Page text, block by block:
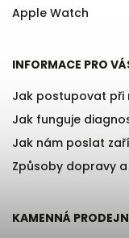
Apple Watch
INFORMACE PRO
Jak postupovat při
Jak funguje
Jak nám poslat
Způsoby dopravy
KAMENNÁ